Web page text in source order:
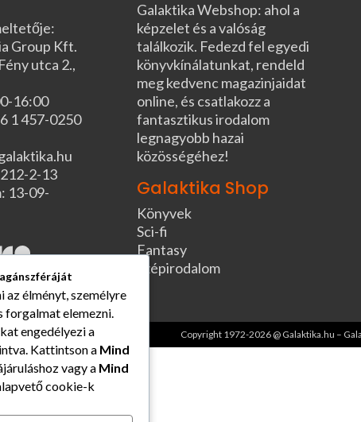
Group Kft.
utca 2.,
16:00
1 457-0250
2-13
13-09-
Galaktika Webshop: ahol a
képzelet és a valóság
találkozik. Fedezd fel egyedi
könyvkínálatunkat, rendeld
meg kedvenc magazinjaidat
online, és csatlakozz a
fantasztikus irodalom
legnagyobb hazai
közösségéhez!
Galaktika Shop
Könyvek
Sci-fi
Fantasy
Szépirodalom
Copyright 1972-2026 @ Galaktika.hu –
élményt, személyre
forgalmat elemezni.
engedélyezi a
Kattintson a Mind
vagy a Mind
cookie-k